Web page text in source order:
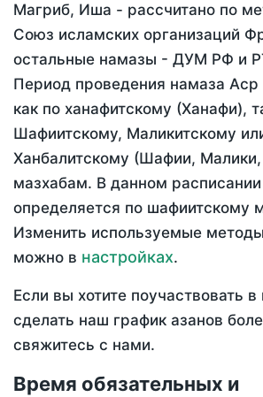
Магриб, Иша - рассчитано по
Союз исламских организаций
остальные намазы - ДУМ РФ и
Период проведения намаза
как по ханафитскому (Ханафи),
Шафиитскому, Маликитскому
Ханбалитскому (Шафии, Малики,
мазхабам. В данном
определяется по шафиитскому
Изменить используемые
можно в настройках.
Если вы хотите поучаствовать
сделать наш график азанов
свяжитесь с нами.
Время обязательных и